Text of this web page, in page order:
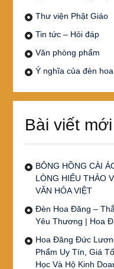
Thư viện Phật Giáo
Tin tức – Hỏi đáp
Văn phòng phẩm
Ý nghĩa của đèn
Bài viết mới
BÔNG HỒNG CÀI
LÒNG HIẾU THẢO
VĂN HÓA VIỆT
Đèn Hoa Đăng –
Yêu Thương | Hoa
Hoa Đăng Đức
Phẩm Uy Tín, Giá
Học Và Hộ Kinh